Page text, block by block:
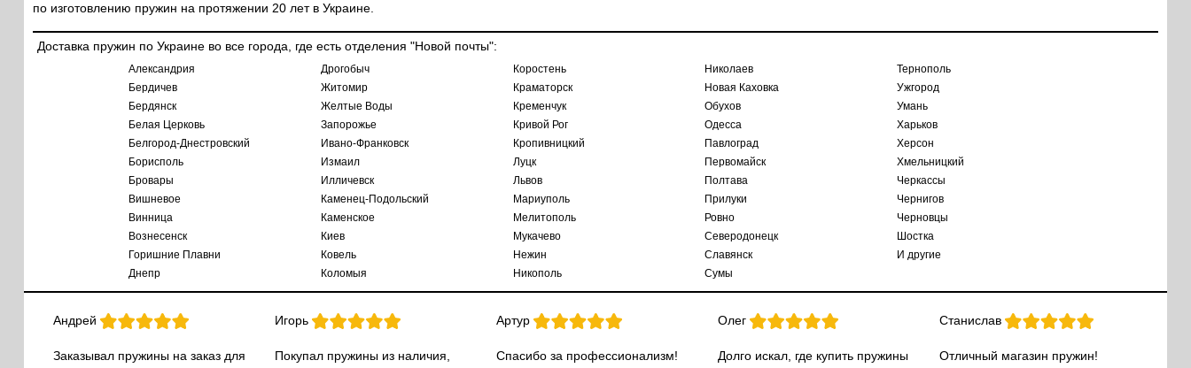
по изготовлению пружин на протяжении 20 лет в Украине.
Доставка пружин по Украине во все города, где есть отделения "Новой почты":
Александрия
Бердичев
Бердянск
Белая Церковь
Белгород-Днестровский
Борисполь
Бровары
Вишневое
Винница
Вознесенск
Горишние Плавни
Днепр
Дрогобыч
Житомир
Желтые Воды
Запорожье
Ивано-Франковск
Измаил
Илличевск
Каменец-Подольский
Каменское
Киев
Ковель
Коломыя
Коростень
Краматорск
Кременчук
Кривой Рог
Кропивницкий
Луцк
Львов
Мариуполь
Мелитополь
Мукачево
Нежин
Никополь
Николаев
Новая Каховка
Обухов
Одесса
Павлоград
Первомайск
Полтава
Прилуки
Ровно
Северодонецк
Славянск
Сумы
Тернополь
Ужгород
Умань
Харьков
Херсон
Хмельницкий
Черкассы
Чернигов
Черновцы
Шостка
И другие
Андрей
Заказывал пружины на заказ для
Игорь
Покупал пружины из наличия,
Артур
Спасибо за профессионализм!
Олег
Долго искал, где купить пружины
Станислав
Отличный магазин пружин!